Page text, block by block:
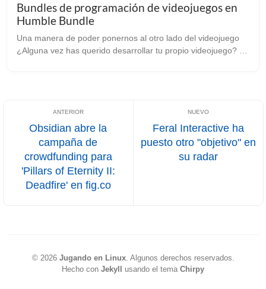
Bundles de programación de videojuegos en
Humble Bundle
Una manera de poder ponernos al otro lado del videojuego
¿Alguna vez has querido desarrollar tu propio videojuego? Yo
Obsidian abre la
campaña de
crowdfunding para
'Pillars of Eternity II:
Deadfire' en fig.co
Feral Interactive ha
puesto otro "objetivo" en
su radar
© 2026 Jugando en Linux. Algunos derechos reservados.
Hecho con Jekyll usando el tema Chirpy